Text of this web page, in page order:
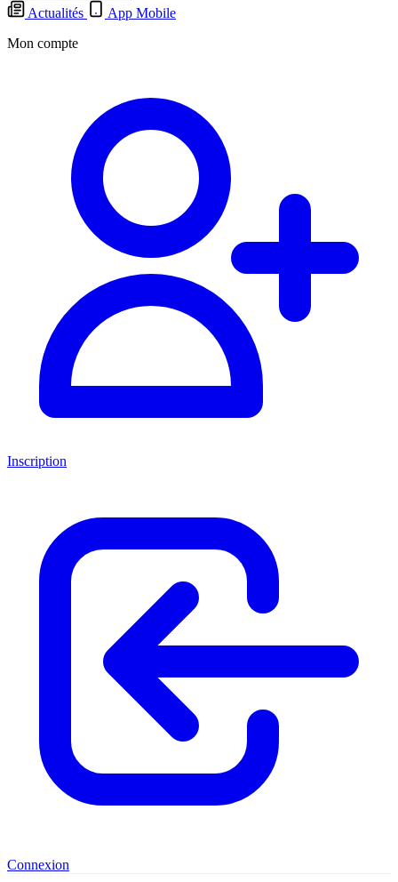
Actualités
App Mobile
Mon compte
Inscription
Connexion